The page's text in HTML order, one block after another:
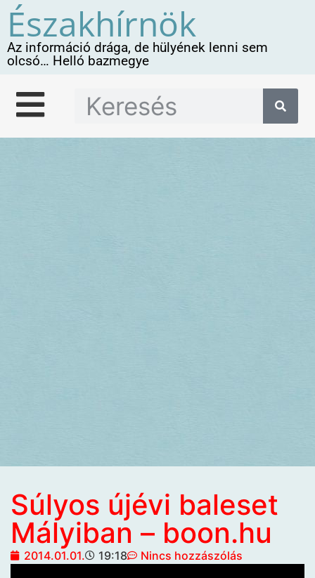
Északhírnök
Az információ drága, de hülyének lenni sem
olcsó… Helló bazmegye
Súlyos újévi baleset
Mályiban – boon.hu
2014.01.01. 19:18 Nincs hozzászólás